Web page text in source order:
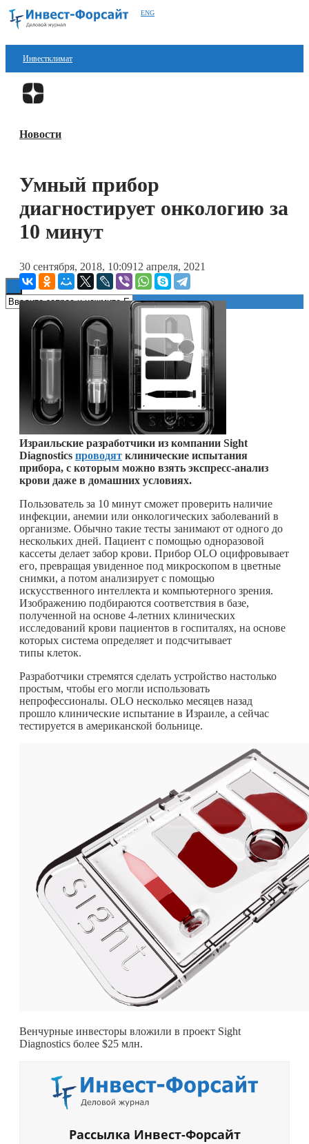
ENG
Инвестклимат
Финансы
Блокчейн
ESG
Новости
Умный прибор
диагностирует онкологию за
10 минут
30 сентября, 2018, 10:0912 апреля, 2021
Израильские разработчики из компании Sight
Diagnostics проводят клинические испытания
прибора, с которым можно взять экспресс-анализ
крови даже в домашних условиях.
Пользователь за 10 минут сможет проверить наличие
инфекции, анемии или онкологических заболеваний в
организме. Обычно такие тесты занимают от одного до
нескольких дней. Пациент с помощью одноразовой
кассеты делает забор крови. Прибор OLO оцифровывает
его, превращая увиденное под микроскопом в цветные
снимки, а потом анализирует с помощью
искусственного интеллекта и компьютерного зрения.
Изображению подбираются соответствия в базе,
полученной на основе 4-летних клинических
исследований крови пациентов в госпиталях, на основе
которых система определяет и подсчитывает
типы клеток.
Разработчики стремятся сделать устройство настолько
простым, чтобы его могли использовать
непрофессионалы. OLO несколько месяцев назад
прошло клинические испытание в Израиле, а сейчас
тестируется в американской больнице.
Венчурные инвесторы вложили в проект Sight
Diagnostics более $25 млн.
Рассылка Инвест-Форсайт